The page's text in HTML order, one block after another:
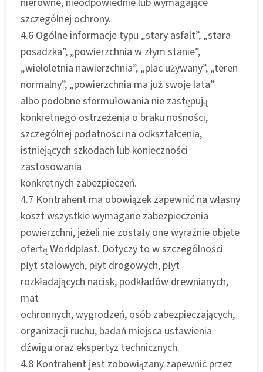
szczególnej ochrony.
4.6 Ogólne informacje typu „stary asfalt”, „stara
posadzka”, „powierzchnia w złym stanie”,
„wieloletnia nawierzchnia”, „plac używany”, „teren
normalny”, „powierzchnia ma już swoje lata”
albo podobne sformułowania nie zastępują
konkretnego ostrzeżenia o braku nośności,
szczególnej podatności na odkształcenia,
istniejących szkodach lub konieczności
zastosowania
konkretnych zabezpieczeń.
4.7 Kontrahent ma obowiązek zapewnić na własny
koszt wszystkie wymagane zabezpieczenia
powierzchni, jeżeli nie zostały one wyraźnie objęte
ofertą Worldplast. Dotyczy to w szczególności
płyt stalowych, płyt drogowych, płyt
rozkładających nacisk, podkładów drewnianych,
mat
ochronnych, wygrodzeń, osób zabezpieczających,
organizacji ruchu, badań miejsca ustawienia
dźwigu oraz ekspertyz technicznych.
4.8 Kontrahent jest zobowiązany zapewnić przez